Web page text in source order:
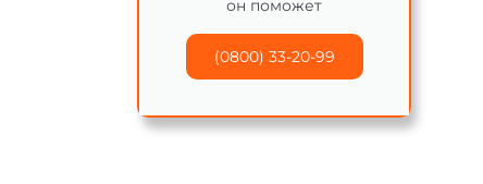
он поможет
(0800) 33-20-99